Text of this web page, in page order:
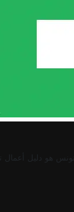
هو دليل أعمال